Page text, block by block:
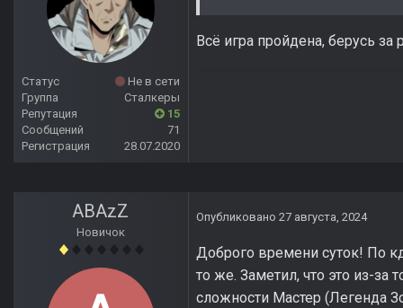
Статус
Не в сети
Группа
Сталкеры
Репутация
15
Сообщений
71
Регистрация
28.07.2020
Всё игра пройдена, берусь
ABAzZ
Новичок
Опубликовано 27 августа, 2024
Доброго времени суток! По
то же. Заметил, что это из-за
сложности Мастер (Легенда